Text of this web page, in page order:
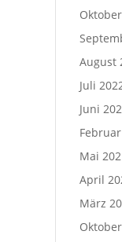
August
Juli
Juni
Mai
April
März